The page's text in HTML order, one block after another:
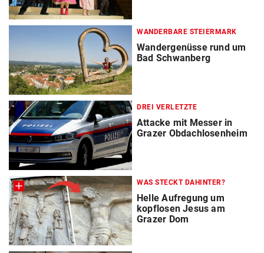
WANDERBARE STEIERMARK
Wandergenüsse rund um
Bad Schwanberg
DREI VERLETZTE
Attacke mit Messer in
Grazer Obdachlosenheim
WAS STECKT DAHINTER?
Helle Aufregung um
kopflosen Jesus am
Grazer Dom